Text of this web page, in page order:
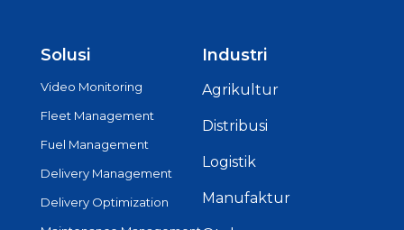
Solusi
Video Monitoring
Fleet Management
Fuel Management
Delivery Management
Delivery Optimization
Industri
Agrikultur
Distribusi
Logistik
Manufaktur